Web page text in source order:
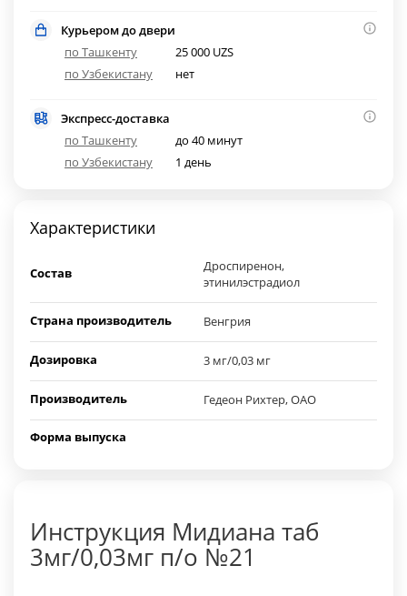
Курьером до двери
по Ташкенту
25 000 UZS
по Узбекистану
нет
Экспресс-доставка
по Ташкенту
до 40 минут
по Узбекистану
1 день
Характеристики
Состав
Дроспиренон,
этинилэстрадиол
Страна производитель Венгрия
Дозировка 3 мг/0,03 мг
Производитель Гедеон Рихтер, ОАО
Форма выпуска
Инструкция Мидиана таб
3мг/0,03мг п/о №21